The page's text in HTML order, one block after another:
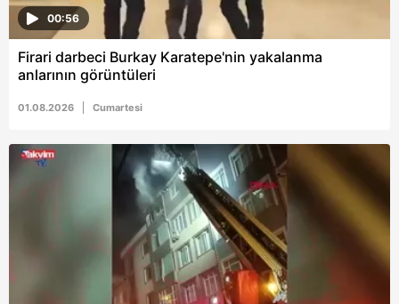
00:56
Firari darbeci Burkay Karatepe'nin yakalanma
anlarının görüntüleri
01.08.2026 Cumartesi